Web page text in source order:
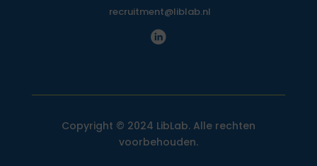
recruitment@liblab.nl
Copyright © 2024 LibLab. Alle rechten
voorbehouden.